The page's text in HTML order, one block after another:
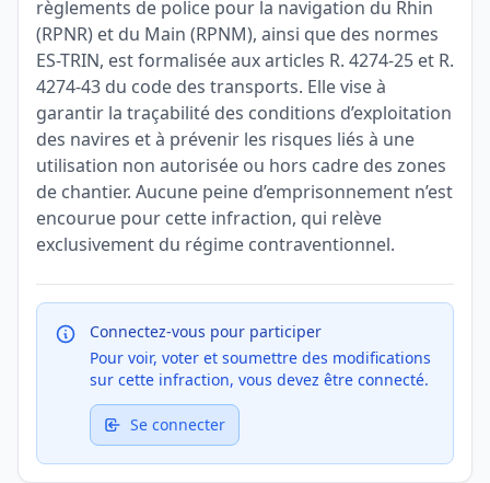
règlements de police pour la navigation du Rhin
(RPNR) et du Main (RPNM), ainsi que des normes
ES-TRIN, est formalisée aux articles R. 4274-25 et R.
4274-43 du code des transports. Elle vise à
garantir la traçabilité des conditions d’exploitation
des navires et à prévenir les risques liés à une
utilisation non autorisée ou hors cadre des zones
de chantier. Aucune peine d’emprisonnement n’est
encourue pour cette infraction, qui relève
exclusivement du régime contraventionnel.
Connectez-vous pour participer
Pour voir, voter et soumettre des modifications
sur cette infraction, vous devez être connecté.
Se connecter